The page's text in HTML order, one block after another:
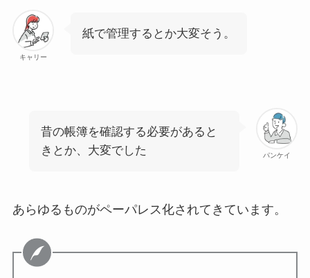
キャリー
紙で管理するとか大変そう。
パンケイ
昔の帳簿を確認する必要があると
きとか、大変でした
あらゆるものがペーパレス化されてきています。